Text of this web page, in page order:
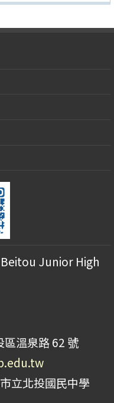
Junior High
區溫泉路 62 號
立北投國民中學